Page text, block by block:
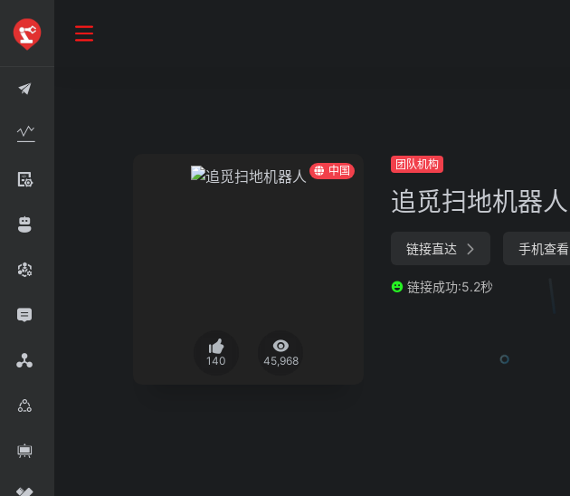
中国
140 45,968
团队机构
追觅扫地机器人
链接直达 手机查看
链接成功:5.2秒